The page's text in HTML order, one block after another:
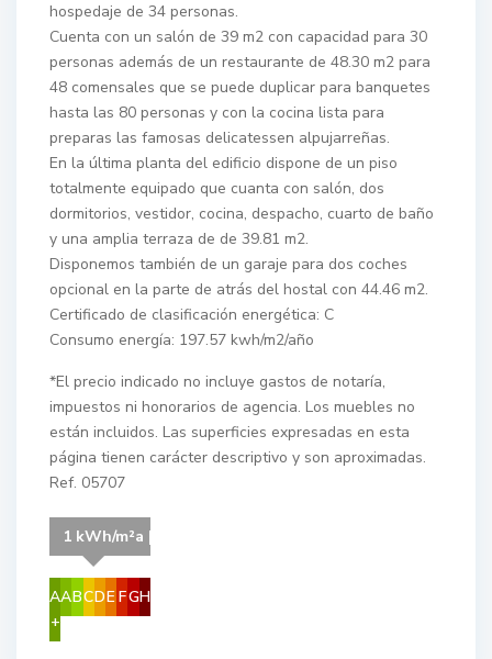
hospedaje de 34 personas.
Cuenta con un salón de 39 m2 con capacidad para 30
personas además de un restaurante de 48.30 m2 para
48 comensales que se puede duplicar para banquetes
hasta las 80 personas y con la cocina lista para
preparas las famosas delicatessen alpujarreñas.
En la última planta del edificio dispone de un piso
totalmente equipado que cuanta con salón, dos
dormitorios, vestidor, cocina, despacho, cuarto de baño
y una amplia terraza de de 39.81 m2.
Disponemos también de un garaje para dos coches
opcional en la parte de atrás del hostal con 44.46 m2.
Certificado de clasificación energética: C
Consumo energía: 197.57 kwh/m2/año
*El precio indicado no incluye gastos de notaría,
impuestos ni honorarios de agencia. Los muebles no
están incluidos. Las superficies expresadas en esta
página tienen carácter descriptivo y son aproximadas.
Ref. 05707
A
+
AB
1 kWh/m²a | Your energy class is C
CDEFGH